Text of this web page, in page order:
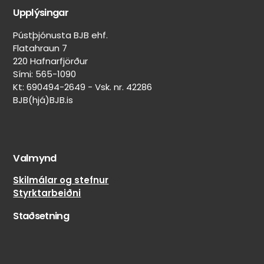
Upplýsingar
Pústþjónusta BJB ehf.
Flatahraun 7
220 Hafnarfjörður
Sími: 565-1090
Kt: 690494-2649 - Vsk. nr. 42286
BJB(hjá)BJB.is
Valmynd
Skilmálar og stefnur
Styrktarbeiðni
Staðsetning